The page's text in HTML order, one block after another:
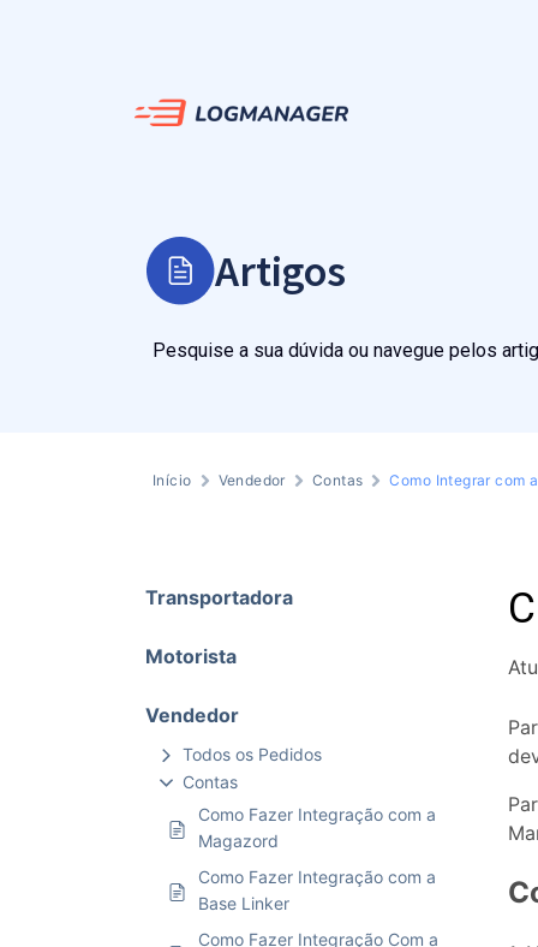
Artigos
Pesquise a sua dúvida ou navegue pelos
Início Vendedor Contas Como Integrar com
Transportadora
Motorista
Vendedor
Todos os Pedidos
Contas
Como Fazer Integração com a
Magazord
Como Fazer Integração com a
Base Linker
Como Fazer Integração Com a